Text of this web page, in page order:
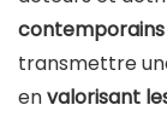
transmettre
envalorisant